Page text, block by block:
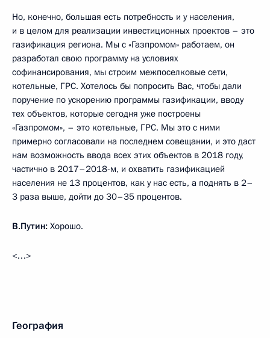
Но, конечно, большая есть потребность и у населения,
и в целом для реализации инвестиционных проектов – это
газификация региона. Мы с «Газпромом» работаем, он
разработал свою программу на условиях
софинансирования, мы строим межпоселковые сети,
котельные, ГРС. Хотелось бы попросить Вас, чтобы дали
поручение по ускорению программы газификации, вводу
тех объектов, которые сегодня уже построены
«Газпромом», – это котельные, ГРС. Мы это с ними
примерно согласовали на последнем совещании, и это даст
нам возможность ввода всех этих объектов в 2018 году,
частично в 2017–2018-м, и охватить газификацией
населения не 13 процентов, как у нас есть, а поднять в 2–
3 раза выше, дойти до 30–35 процентов.
В.Путин: Хорошо.
<…>
География